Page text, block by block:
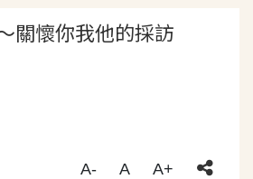
關懷你我他的採訪
A- A A+